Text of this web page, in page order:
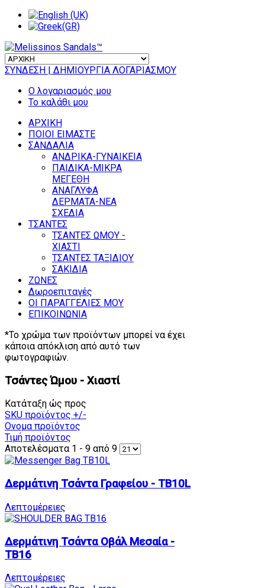
ΣΥΝΔΕΣΗ | ΔΗΜΙΟΥΡΓΙΑ ΛΟΓΑΡΙΑΣΜΟΥ
Ο λογαριασμός μου
Το καλάθι μου
ΑΡΧΙΚΗ
ΠΟΙΟΙ ΕΙΜΑΣΤΕ
ΣΑΝΔΑΛΙΑ
ΑΝΔΡΙΚΑ-ΓΥΝΑΙΚΕΙΑ
ΠΑΙΔΙΚΑ-ΜΙΚΡΑ
ΜΕΓΕΘΗ
ΑΝΑΓΛΥΦΑ
ΔΕΡΜΑΤΑ-ΝΕΑ
ΣΧΕΔΙΑ
ΤΣΑΝΤΕΣ
ΤΣΑΝΤΕΣ ΩΜΟΥ -
ΧΙΑΣΤΙ
ΤΣΑΝΤΕΣ ΤΑΞΙΔΙΟΥ
ΣΑΚΙΔΙΑ
ΖΩΝΕΣ
Δωροεπιταγές
ΟΙ ΠΑΡΑΓΓΕΛΙΕΣ ΜΟΥ
ΕΠΙΚΟΙΝΩΝΙΑ
*Το χρώμα των προϊόντων μπορεί να έχει
κάποια απόκλιση από αυτό των
φωτογραφιών.
Τσάντες Ώμου - Χιαστί
Κατάταξη ώς προς
SKU προϊόντος +/-
Ονομα προϊόντος
Τιμή προϊόντος
Αποτελέσματα 1 - 9 από 9
Δερμάτινη Τσάντα Γραφείου - TB10L
Λεπτομέρειες
Δερμάτινη Τσάντα Oβάλ Mεσαία -
TB16
Λεπτομέρειες